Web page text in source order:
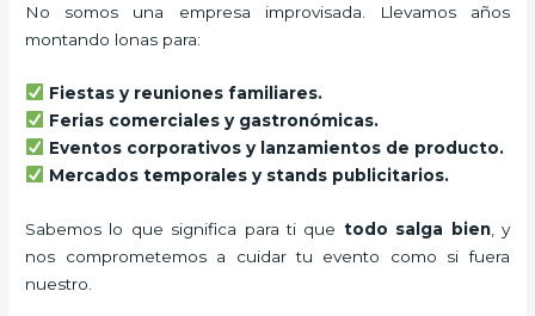
No somos una empresa improvisada. Llevamos años
montando lonas para:
Fiestas y reuniones familiares.
Ferias comerciales y gastronómicas.
Eventos corporativos y lanzamientos de producto.
Mercados temporales y stands publicitarios.
Sabemos lo que significa para ti que todo salga bien, y
nos comprometemos a cuidar tu evento como si fuera
nuestro.